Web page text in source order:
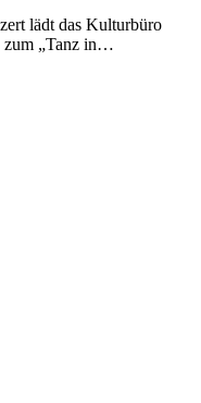
lädt das Kulturbüro
zum „Tanz in…